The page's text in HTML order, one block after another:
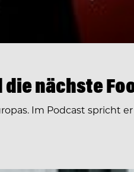
die nächste
Im Podcast spricht